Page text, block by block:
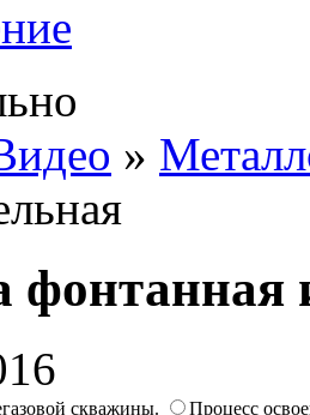
»
фонтанная
скважины. Процесс